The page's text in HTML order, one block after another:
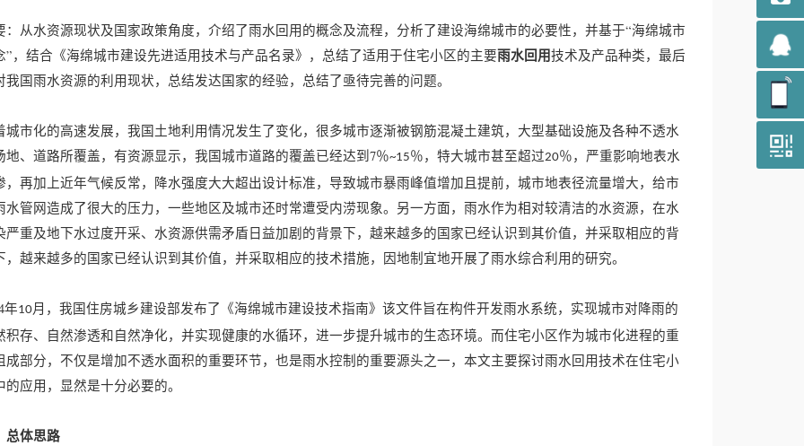
：从水资源现状及国家政策角度，介绍了雨水回用的概念及流程，分析了建设海绵城市的必要性，并基于“海绵城市
”，结合《海绵城市建设先进适用技术与产品名录》，总结了适用于住宅小区的主要雨水回用技术及产品种类，最后
我国雨水资源的利用现状，总结发达国家的经验，总结了亟待完善的问题。
城市化的高速发展，我国土地利用情况发生了变化，很多城市逐渐被钢筋混凝土建筑，大型基础设施及各种不透水
地、道路所覆盖，有资源显示，我国城市道路的覆盖已经达到7％~15％，特大城市甚至超过20％，严重影响地表水
，再加上近年气候反常，降水强度大大超出设计标准，导致城市暴雨峰值增加且提前，城市地表径流量增大，给市
水管网造成了很大的压力，一些地区及城市还时常遭受内涝现象。另一方面，雨水作为相对较清洁的水资源，在水
严重及地下水过度开采、水资源供需矛盾日益加剧的背景下，越来越多的国家已经认识到其价值，并采取相应的背
，越来越多的国家已经认识到其价值，并采取相应的技术措施，因地制宜地开展了雨水综合利用的研究。
年10月，我国住房城乡建设部发布了《海绵城市建设技术指南》该文件旨在构件开发雨水系统，实现城市对降雨的
积存、自然渗透和自然净化，并实现健康的水循环，进一步提升城市的生态环境。而住宅小区作为城市化进程的重
成部分，不仅是增加不透水面积的重要环节，也是雨水控制的重要源头之一，本文主要探讨雨水回用技术在住宅小
的应用，显然是十分必要的。
总体思路